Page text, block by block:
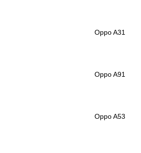
Oppo A31
Oppo A91
Oppo A53